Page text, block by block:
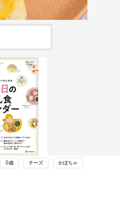
0歳 チーズ かぼちゃ